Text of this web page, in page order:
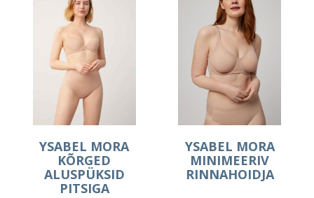
YSABEL MORA
KÕRGED
ALUSPÜKSID
PITSIGA
YSABEL MORA
MINIMEERIV
RINNAHOIDJA